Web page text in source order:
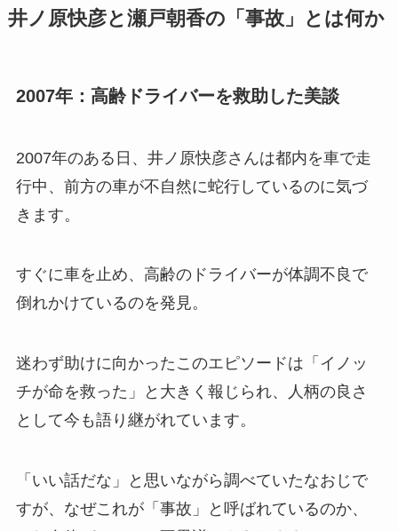
井ノ原快彦と瀬戸朝香の「事故」とは何か
2007年：高齢ドライバーを救助した美談
2007年のある日、井ノ原快彦さんは都内を車で走
行中、前方の車が不自然に蛇行しているのに気づ
きます。
すぐに車を止め、高齢のドライバーが体調不良で
倒れかけているのを発見。
迷わず助けに向かったこのエピソードは「イノッ
チが命を救った」と大きく報じられ、人柄の良さ
として今も語り継がれています。
「いい話だな」と思いながら調べていたなおじで
すが、なぜこれが「事故」と呼ばれているのか、